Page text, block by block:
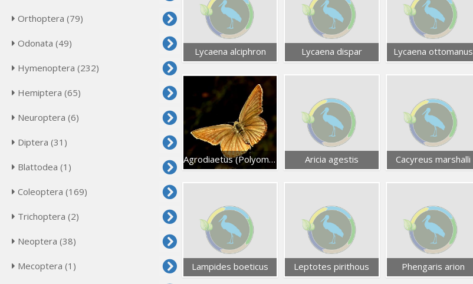
Orthoptera (79)
Odonata (49)
Hymenoptera (232)
Hemiptera (65)
Neuroptera (6)
Diptera (31)
Blattodea (1)
Coleoptera (169)
Trichoptera (2)
Neoptera (38)
Mecoptera (1)
Lycaena alciphron Lycaena dispar Lycaena ottomanus
Agrodiaetus (Polyommatus) pelopi Aricia agestis Cacyreus marshalli
Lampides boeticus Leptotes pirithous Phengaris arion